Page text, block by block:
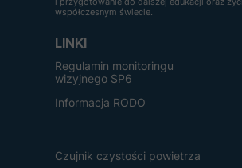
LINKI
Czujnik czystości powietrza
Informacja RODO
Regulamin monitoringu
wizyjnego SP6
współczesnym świecie.